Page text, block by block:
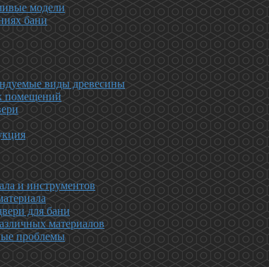
модели
бани
виды древесины
помещений
и инструментов
для бани
материалов
проблемы